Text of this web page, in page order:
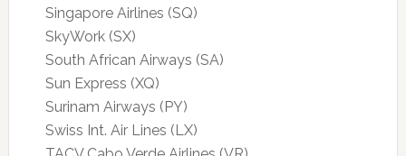
Singapore Airlines (SQ)
SkyWork (SX)
South African Airways (SA)
Sun Express (XQ)
Surinam Airways (PY)
Swiss Int. Air Lines (LX)